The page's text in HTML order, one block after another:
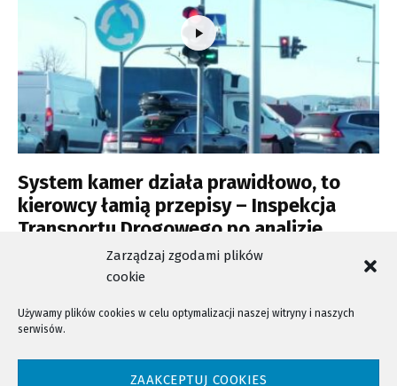
Zarządzaj zgodami plików
cookie
Używamy plików cookies w celu optymalizacji naszej witryny i naszych
serwisów.
ZAAKCEPTUJ COOKIES
System kamer działa prawidłowo, to
kierowcy łamią przepisy – Inspekcja
Transportu Drogowego po analizie
NTV - Nasza Telewizja Sądecka © 2023 Wszystkie prawa zastrzeżone!